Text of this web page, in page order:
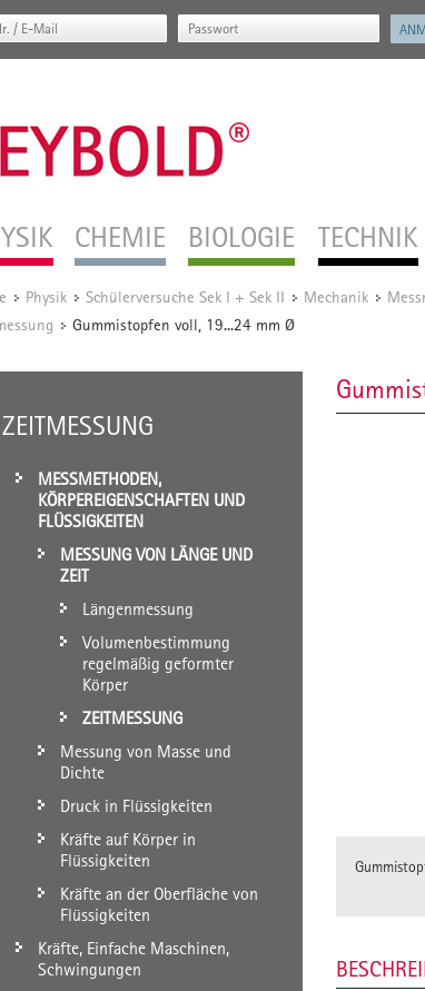
CHEMIE BIOLOGIE TECHNIK
/ Physik / Schülerversuche Sek I + Sek II / Mechanik /
/ Gummistopfen voll, 19...24 mm Ø
ZEITMESSUNG
MESSMETHODEN,
KÖRPEREIGENSCHAFTEN UND
FLÜSSIGKEITEN
MESSUNG VON LÄNGE UND
ZEIT
Längenmessung
Volumenbestimmung
regelmäßig geformter
Körper
ZEITMESSUNG
Messung von Masse und
Dichte
Druck in Flüssigkeiten
Kräfte auf Körper in
Flüssigkeiten
Kräfte an der Oberfläche von
Flüssigkeiten
Kräfte, Einfache Maschinen,
Schwingungen